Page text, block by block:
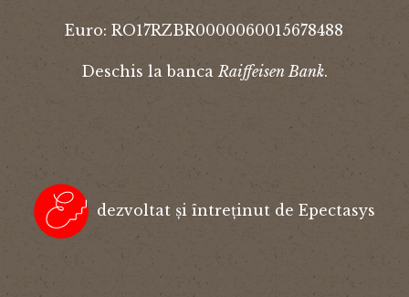
Euro: RO17RZBR0000060015678488
Deschis la bancaRaiffeisen Bank.
dezvoltat și întreținut de Epectasys